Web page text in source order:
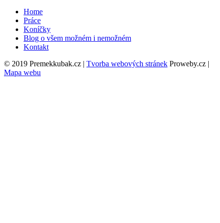
Home
Práce
Koníčky
Blog o všem možném i nemožném
Kontakt
© 2019 Premekkubak.cz | Tvorba webových stránek Proweby.cz |
Mapa webu